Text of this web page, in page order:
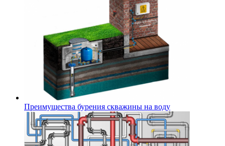
Преимущества бурения скважины на воду